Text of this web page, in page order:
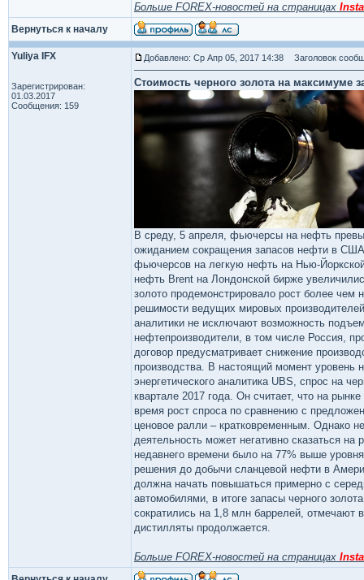
Больше FOREX-новостей на страницах Insta
Вернуться к началу
Yuliya IFX
Зарегистрирован:
01.03.2017
Сообщения: 159
Добавлено: Ср Апр 05, 2017 14:38 Заголовок
Стоимость черного золота на максимуме
В среду, 5 апреля, фьючерсы на нефть
ожиданием сокращения запасов нефти в
фьючерсов на легкую нефть на Нью-
нефть Brent на Лондонской бирже
золото продемонстрировало рост более чем
решимости ведущих мировых
аналитики не исключают возможность
нефтепроизводители, в том числе Россия,
договор предусматривает снижение
производства. В настоящий момент
энергетического аналитика UBS, спрос на
квартале 2017 года. Он считает, что на
время рост спроса по сравнению с
ценовое ралли – кратковременным. Однако
деятельность может негативно сказаться
недавнего времени было на 77% выше
решения до добычи сланцевой нефти в
должна начать повышаться примерно с
автомобилями, в итоге запасы черного
сократились на 1,8 млн баррелей, отмечают
дистилляты продолжается.
Больше FOREX-новостей на страницах Insta